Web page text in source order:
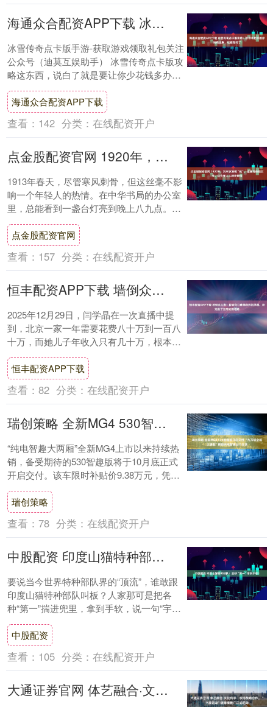
海通众合配资APP下载 冰雪传奇点卡版攻略：肝帝手把手教你制霸全服，这套路绝了
冰雪传奇点卡版手游-获取游戏领取礼包关注
公众号（迪莫互娱助手） 冰雪传奇点卡版攻
略这东西，说白了就是要让你少花钱多办
事。很多老铁刚入坑时一脸懵，点卡哗哗往
下掉，....
海通众合配资APP下载
查看： 142 分类： 在线配资开户
点金股配资官网 1920年，刘半农发明“她”，遭痛骂歧视女性，如今却人人都在使用
1913年春天，尽管寒风刺骨，但这丝毫不影
响一个年轻人的热情。在中华书局的办公室
里，总能看到一盏台灯亮到晚上八九点。走
近一看，桌上堆满了英文书籍和文献，这正
是编....
点金股配资官网
查看： 157 分类： 在线配资开户
恒丰配资APP下载 墙倒众人推！因诉穷口碑塌房的闫学晶，终究走了王丽云的老路
2025年12月29日，闫学晶在一次直播中提
到，北京一家一年需要花费八十万到一百八
十万，而她儿子年收入只有几十万，根本不
够用。她自己带病还坚持直播，目的是为了
补....
恒丰配资APP下载
查看： 82 分类： 在线配资开户
瑞创策略 全新MG4 530智趣版开启交付 “九万级全能大满配”解锁纯电智趣出行生活
“纯电智趣大两厢”全新MG4上市以来持续热
销，备受期待的530智趣版将于10月底正式
开启交付。该车限时补贴价9.38万元，凭借
同级最长530公里续航、同级最好车....
瑞创策略
查看： 78 分类： 在线配资开户
中股配资 印度山猫特种部队：全球“第一”拿到手软！
要说当今世界特种部队界的“顶流”，谁敢跟
印度山猫特种部队叫板？人家那可是把各
种“第一”揣进兜里，拿到手软，说一句“宇宙
最强”都不过分——毕竟，放眼全球，能
把“糗....
中股配资
查看： 105 分类： 在线配资开户
大通证券官网 体艺融合·文化传承︱校馆战略合作，“六段运动”健身操推广正式启动